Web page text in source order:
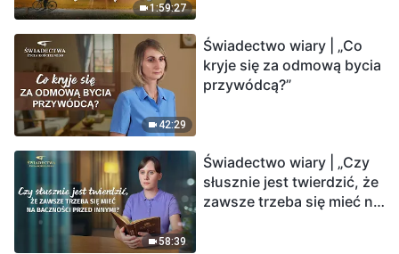
1:59:27
42:29
Świadectwo wiary | „Co
kryje się za odmową bycia
przywódcą?”
58:39
Świadectwo wiary | „Czy
słusznie jest twierdzić, że
zawsze trzeba się mieć na